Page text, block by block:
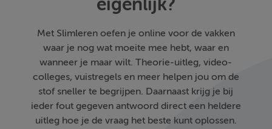
eigenlijk?
Met Slimleren oefen je online voor de vakken
waar je nog wat moeite mee hebt, waar en
wanneer je maar wilt. Theorie-uitleg, video-
colleges, vuistregels en meer helpen jou om de
stof sneller te begrijpen. Daarnaast krijg je bij
ieder fout gegeven antwoord direct een heldere
uitleg hoe je de vraag het beste kunt oplossen.